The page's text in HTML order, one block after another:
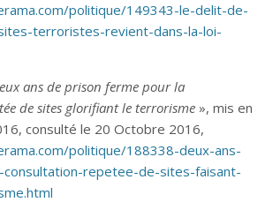
politique/149343-le-delit-de-
terroristes-revient-dans-la-loi-
ans de prison ferme pour la
de sites glorifiant le terrorisme», mis en
consulté le 20 Octobre 2016,
politique/188338-deux-ans-
repetee-de-sites-faisant-